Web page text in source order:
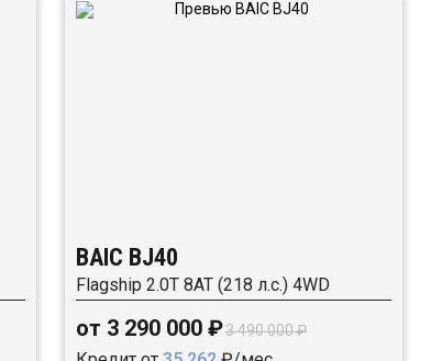
BAIC BJ40
Flagship 2.0T 8AT (218 л.с.) 4WD
от 3 290 000 ₽3 490 000 ₽